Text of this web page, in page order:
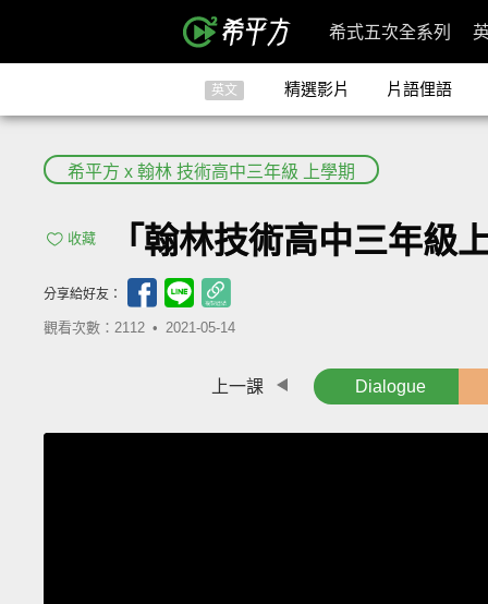
希式五次全系列
英文 精選影片 片語俚語
希平方 x 翰林 技術高中三年級 上學期
收藏 「翰林技術高中三年
分享給好友：
觀看次數：2112 • 2021-05-14
上一課 Dialogue